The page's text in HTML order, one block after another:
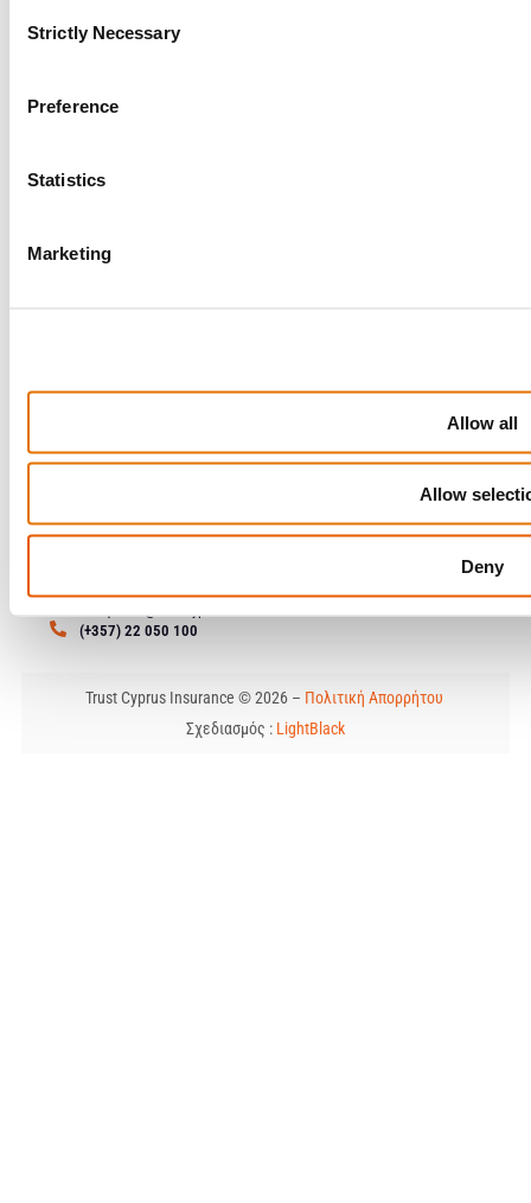
Selection
Strictly Necessary
Preference
Statistics
Marketing
Allow all
Allow
Deny
Η Εταιρεία
Νέα
Δημοπρασίες Οχημάτων
Επικοινωνία
(+357) 22 050 100
Trust Cyprus Insurance © 2026 – Πολιτική Απορρήτου
Σχεδιασμός : LightBlack